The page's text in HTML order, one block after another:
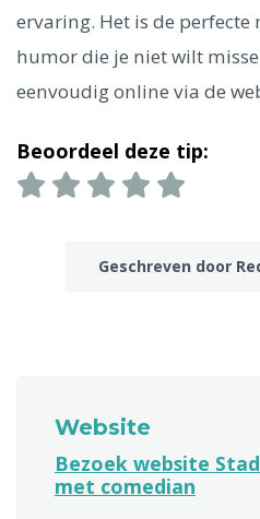
ervaring. Het is de perfecte
humor die je niet wilt
eenvoudig online via de
Beoordeel deze tip:
Geschreven door
Website
Bezoek website
met comedian